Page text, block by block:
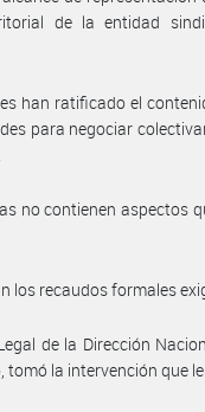
de la entidad
han ratificado el
para negociar
no contienen aspectos
los recaudos formales
de la Dirección
tomó la intervención que